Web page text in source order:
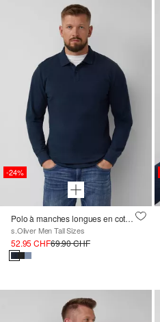
-24%
Polo à manches longues en coton piqué avec poignets
s.Oliver Men Tall Sizes
52.95 CHF69.90 CHF